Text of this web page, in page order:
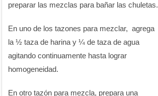
preparar las mezclas para bañar las chuletas.
En uno de los tazones para mezclar, agrega
la ½ taza de harina y ¼ de taza de agua
agitando continuamente hasta lograr
homogeneidad.
En otro tazón para mezcla, prepara una